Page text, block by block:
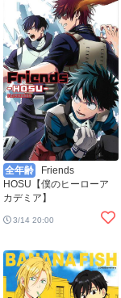
全年齢
HOSU【僕のヒーローア
カデミア】
3/14 20:00